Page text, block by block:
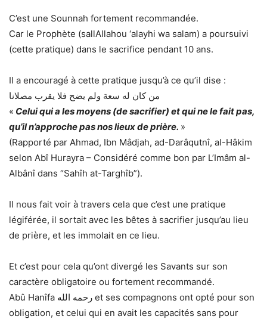
C’est une Sounnah fortement recommandée.
Car le Prophète (sallAllahou ‘alayhi wa salam) a poursuivi
(cette pratique) dans le sacrifice pendant 10 ans.
Il a encouragé à cette pratique jusqu’à ce qu’il dise :
من كان له سعة ولم يضح فلا يقرب مصلانا
« Celui qui a les moyens (de sacrifier) et qui ne le fait pas,
qu’il n’approche pas nos lieux de prière. »
(Rapporté par Ahmad, Ibn Mâdjah, ad-Darâqutnî, al-Hâkim
selon Abî Hurayra – Considéré comme bon par L’Imâm al-
Albânî dans “Sahîh at-Targhîb”).
Il nous fait voir à travers cela que c’est une pratique
légiférée, il sortait avec les bêtes à sacrifier jusqu’au lieu
de prière, et les immolait en ce lieu.
Et c’est pour cela qu’ont divergé les Savants sur son
caractère obligatoire ou fortement recommandé.
Abû Hanîfa رحمه الله et ses compagnons ont opté pour son
obligation, et celui qui en avait les capacités sans pour